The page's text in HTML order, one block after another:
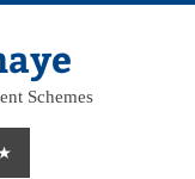
Schemes